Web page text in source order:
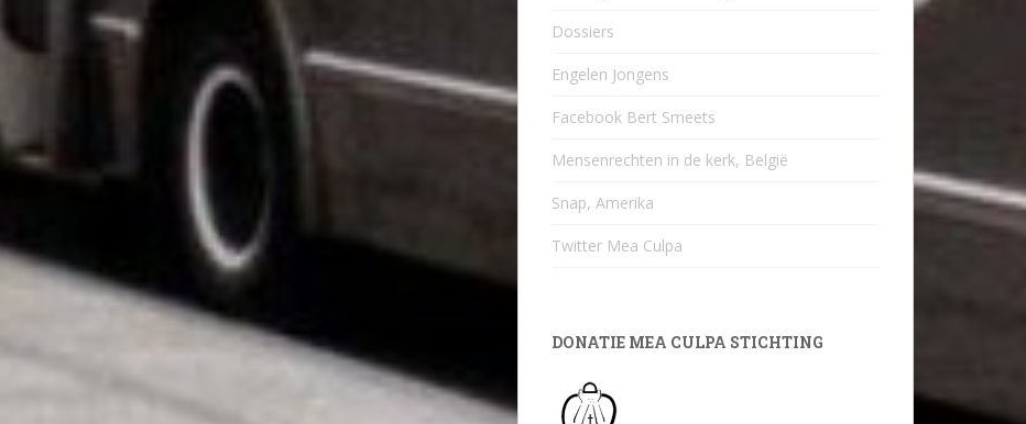
Dossiers
Engelen Jongens
Facebook Bert Smeets
Mensenrechten in de kerk, België
Snap, Amerika
Twitter Mea Culpa
DONATIE MEA CULPA STICHTING